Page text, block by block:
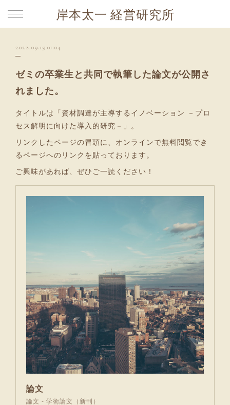
岸本太一 経営研究所
2022.09.19 01:04
ゼミの卒業生と共同で執筆した論文が公開さ
れました。
タイトルは「資材調達が主導するイノベーション －プロ
セス解明に向けた導入的研究－」。
リンクしたページの冒頭に、オンラインで無料閲覧でき
るページへのリンクを貼っております。
ご興味があれば、ぜひご一読ください！
論文
論文 - 学術論文（新刊）